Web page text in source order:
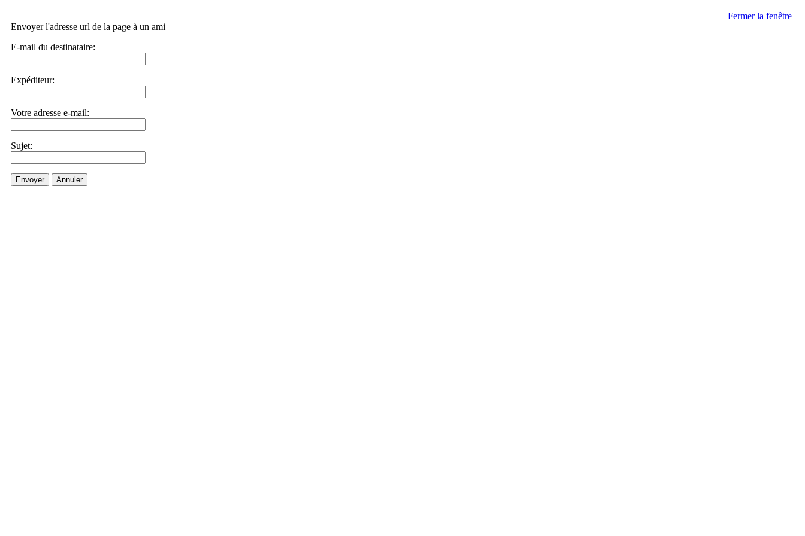
Fermer la fenêtre
Envoyer l'adresse url de la page à un ami
E-mail du destinataire:
Expéditeur:
Votre adresse e-mail:
Sujet:
Envoyer Annuler